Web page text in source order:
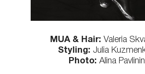
MUA & Hair: Valeria
Styling: Julia
Photo: Alina